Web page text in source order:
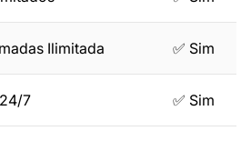
Ilimitada ✅ Sim
7 ✅ Sim